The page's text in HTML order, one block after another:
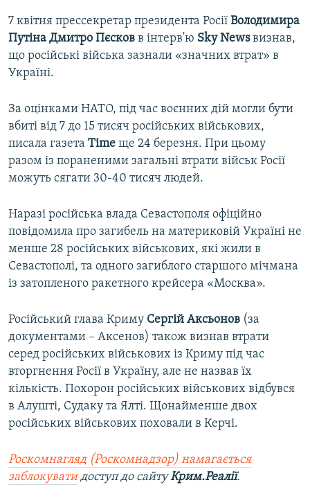
7 квітня прессекретар президента Росії Володимира
Путіна Дмитро Пєсков в інтерв'ю Sky Newsвизнав,
що російські війська зазнали «значних втрат» в
Україні.
За оцінками НАТО, під час воєнних дій могли бути
вбиті від 7 до 15 тисяч російських військових,
писала газета Time ще 24 березня. При цьому
разом із пораненими загальні втрати військ Росії
можуть сягати 30-40 тисяч людей.
Наразі російська влада Севастополя офіційно
повідомила про загибель на материковій Україні не
менше 28 російських військових, які жили в
Севастополі, та одного загиблого старшого мічмана
із затопленого ракетного крейсера «Москва».
Російський глава Криму Сергій Аксьонов (за
документами – Аксенов) також визнав втрати
серед російських військових із Криму під час
вторгнення Росії в Україну, але не назвав їх
кількість. Похорон російських військових відбувся
в Алушті, Судаку та Ялті. Щонайменше двох
російських військових поховали в Керчі.
Роскомнагляд (Роскомнадзор) намагається
заблокуватидоступ до сайтуКрим.Реалії.